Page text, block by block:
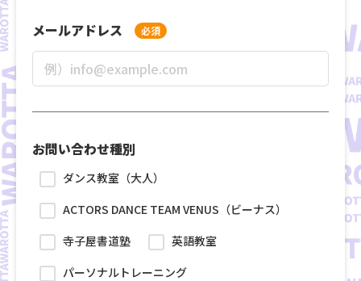
メールアドレス 必須
お問い合わせ種別
ダンス教室（大人）
ACTORS DANCE TEAM VENUS（ビーナス）
寺子屋書道塾
英語教室
パーソナルトレーニング